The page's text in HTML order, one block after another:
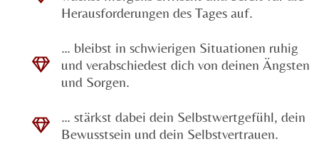
Herausforderungen des Tages auf.
… bleibst in schwierigen Situationen ruhig
und verabschiedest dich von deinen Ängsten
und Sorgen.
… stärkst dabei dein Selbstwertgefühl, dein
Bewusstsein und dein Selbstvertrauen.